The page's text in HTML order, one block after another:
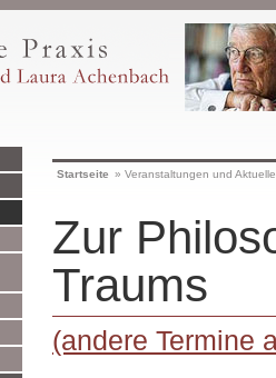
Startseite » Veranstaltungen und
Zur
Traums
(andere Termine